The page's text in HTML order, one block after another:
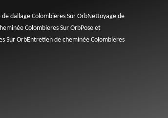
dallage Colombieres Sur OrbNettoyage de
Colombieres Sur OrbPose et
Sur OrbEntretien de cheminée Colombieres